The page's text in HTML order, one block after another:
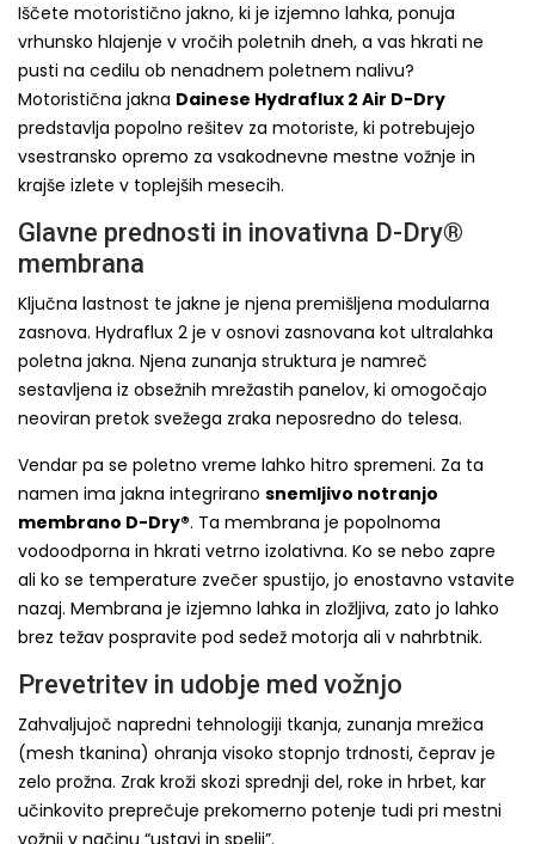
Iščete motoristično jakno, ki je izjemno lahka, ponuja
vrhunsko hlajenje v vročih poletnih dneh, a vas hkrati ne
pusti na cedilu ob nenadnem poletnem nalivu?
Motoristična jakna Dainese Hydraflux 2 Air D-Dry
predstavlja popolno rešitev za motoriste, ki potrebujejo
vsestransko opremo za vsakodnevne mestne vožnje in
krajše izlete v toplejših mesecih.
Glavne prednosti in inovativna D-Dry®
membrana
Ključna lastnost te jakne je njena premišljena modularna
zasnova. Hydraflux 2 je v osnovi zasnovana kot ultralahka
poletna jakna. Njena zunanja struktura je namreč
sestavljena iz obsežnih mrežastih panelov, ki omogočajo
neoviran pretok svežega zraka neposredno do telesa.
Vendar pa se poletno vreme lahko hitro spremeni. Za ta
namen ima jakna integrirano snemljivo notranjo
membrano D-Dry®. Ta membrana je popolnoma
vodoodporna in hkrati vetrno izolativna. Ko se nebo zapre
ali ko se temperature zvečer spustijo, jo enostavno vstavite
nazaj. Membrana je izjemno lahka in zložljiva, zato jo lahko
brez težav pospravite pod sedež motorja ali v nahrbtnik.
Prevetritev in udobje med vožnjo
Zahvaljujoč napredni tehnologiji tkanja, zunanja mrežica
(mesh tkanina) ohranja visoko stopnjo trdnosti, čeprav je
zelo prožna. Zrak kroži skozi sprednji del, roke in hrbet, kar
učinkovito preprečuje prekomerno potenje tudi pri mestni